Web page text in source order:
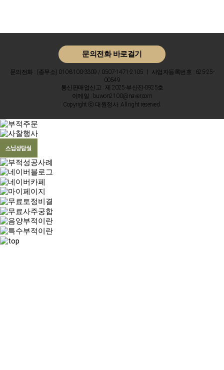
문의전화 바로걸기
문의전화 : (종무소) 010-8100-3309 / 0507-1471-2105 ㅣ 사업자등록번호 : 625-25-
00549
통신판매업신고 : 제 2025-부산진-0925호
이메일 : buwon2100@naver.com
Copyright ⓒ 대원정사. All right reserved.